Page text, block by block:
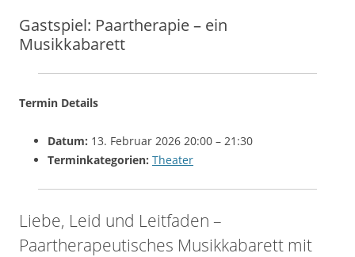
Gastspiel: Paartherapie – ein
Musikkabarett
Termin Details
Datum: 13. Februar 2026 20:00 – 21:30
Terminkategorien: Theater
Liebe, Leid und Leitfaden –
Paartherapeutisches Musikkabarett mit